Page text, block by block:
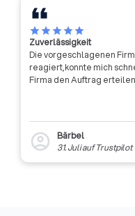
starstarstarstarstar
Zuverlässigkeit
Die vorgeschlagenen
reagiert,konnte mich
Firma den Auftrag
account_circle
Bärbel
31. Juliauf Trustpilot